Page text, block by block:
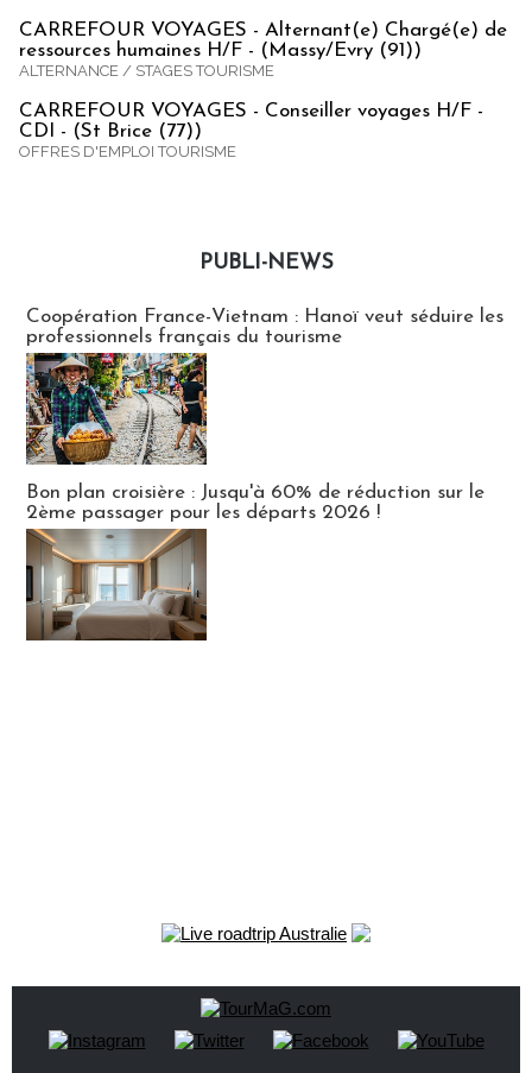
CARREFOUR VOYAGES - Alternant(e) Chargé(e) de
ressources humaines H/F - (Massy/Evry (91))
ALTERNANCE / STAGES TOURISME
CARREFOUR VOYAGES - Conseiller voyages H/F -
CDI - (St Brice (77))
OFFRES D'EMPLOI TOURISME
PUBLI-NEWS
Coopération France-Vietnam : Hanoï veut séduire les
professionnels français du tourisme
Bon plan croisière : Jusqu'à 60% de réduction sur le
2ème passager pour les départs 2026 !